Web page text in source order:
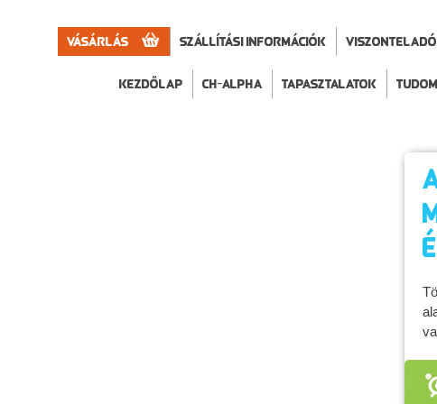
Vásárlás Szállítási információk
Kezdőlap CH-Alpha Tapasztalatok